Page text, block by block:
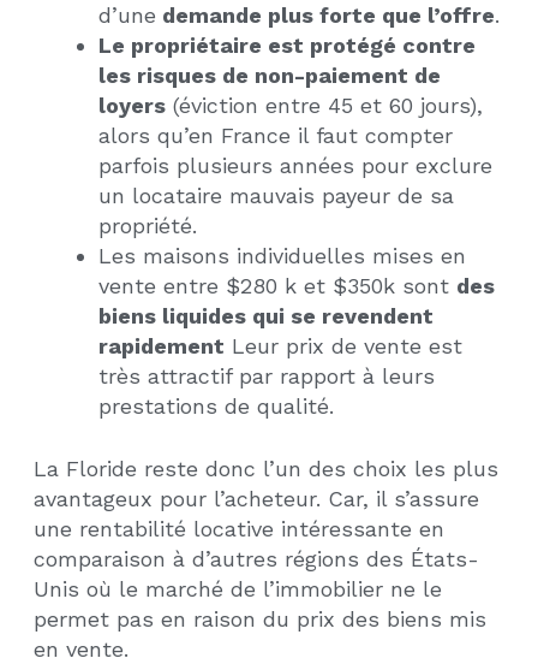
d’une demande plus forte que l’offre.
Le propriétaire est protégé contre
les risques de non-paiement de
loyers (éviction entre 45 et 60 jours),
alors qu’en France il faut compter
parfois plusieurs années pour exclure
un locataire mauvais payeur de sa
propriété.
Les maisons individuelles mises en
vente entre $280 k et $350k sont des
biens liquides qui se revendent
rapidement Leur prix de vente est
très attractif par rapport à leurs
prestations de qualité.
La Floride reste donc l’un des choix les plus
avantageux pour l’acheteur. Car, il s’assure
une rentabilité locative intéressante en
comparaison à d’autres régions des États-
Unis où le marché de l’immobilier ne le
permet pas en raison du prix des biens mis
en vente.